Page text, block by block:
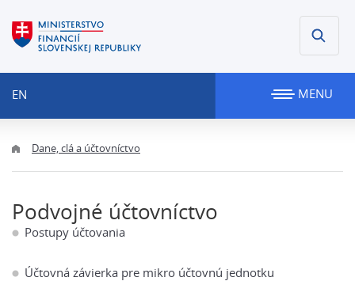
EN MENU
Dane, clá a účtovníctvo
Podvojné účtovníctvo
Postupy účtovania
Účtovná závierka pre mikro účtovnú jednotku